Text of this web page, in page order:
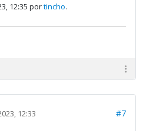
12:35 portincho.
12:33 #7